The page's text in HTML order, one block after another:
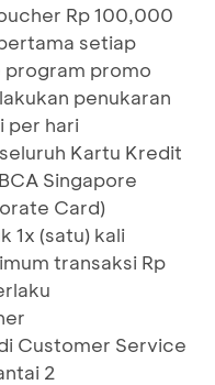
Rp 100,000
setiap
program promo
penukaran
per hari
Kartu Kredit
Singapore
Card)
1x (satu) kali
transaksi Rp
Customer Service
2